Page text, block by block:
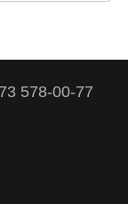
578-00-77